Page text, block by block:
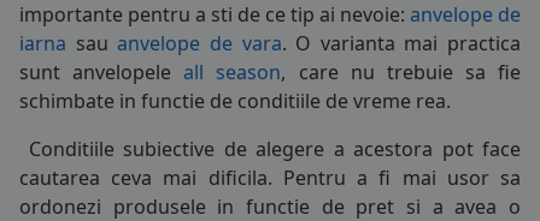
importante pentru a sti de ce tip ai nevoie: anvelope de
iarna sauanvelope de vara. O varianta mai practica
sunt anvelopeleall season, care nu trebuie sa fie
schimbate in functie de conditiile de vreme rea.
Conditiile subiective de alegere a acestora pot face
cautarea ceva mai dificila. Pentru a fi mai usor sa
ordonezi produsele in functie de pret si a avea o